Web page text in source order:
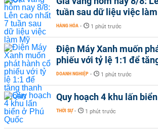
tuần sau dữ liệu việc
HÀNG HÓA - 1 phút trước
Điện Máy Xanh muốn
phiếu với tỷ lệ 1:1 để
DOANH NGHIỆP - 1 phút trước
Quy hoạch 4 khu lấn
THỜI SỰ - 1 phút trước